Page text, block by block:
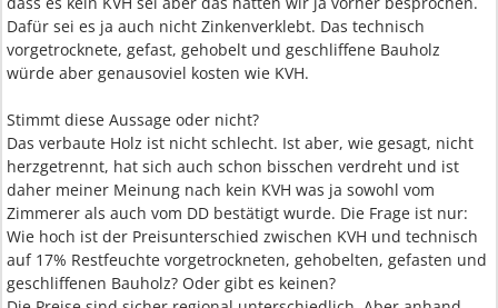
Dafür sei es ja auch nicht Zinkenverklebt. Das technisch
vorgetrocknete, gefast, gehobelt und geschliffene Bauholz
würde aber genausoviel kosten wie KVH.
Stimmt diese Aussage oder nicht?
Das verbaute Holz ist nicht schlecht. Ist aber, wie gesagt, nicht
herzgetrennt, hat sich auch schon bisschen verdreht und ist
daher meiner Meinung nach kein KVH was ja sowohl vom
Zimmerer als auch vom DD bestätigt wurde. Die Frage ist nur:
Wie hoch ist der Preisunterschied zwischen KVH und technisch
auf 17% Restfeuchte vorgetrockneten, gehobelten, gefasten und
geschliffenen Bauholz? Oder gibt es keinen?